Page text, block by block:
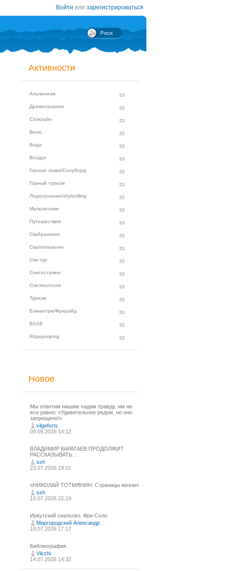
Войти или зарегистрироваться
Активности
Альпинизм
Древолазание
Слэклайн
Вело
Вода
Воздух
Горные лыжи/Сноуборд
Горный туризм
Ледолазание/drytoolling
Мультигонки
Путешествия
Скайраннинг
Скалолазание
Ски-тур
Снегоступинг
Спелеология
Туризм
Бэккантри/Фрирайд
BASE
Ropejumping
Новое
Мы ответим нашим чадам правду, им не
все равно: «Удивительное рядом, но оно
запрещено!»
vilgeforts
04.08.2026 14:12
ВЛАДИМИР КАРАТАЕВ ПРОДОЛЖИТ
РАССКАЗЫВАТЬ…
ssh
23.07.2026 19:01
«НИКОЛАЙ ТОТМЯНИН. Страницы жизни»
ssh
19.07.2026 22:19
Иркутский скалолаз. Фри Соло.
Миргородский Александр
19.07.2026 17:17
Библиография
Vikzhi
14.07.2026 14:32